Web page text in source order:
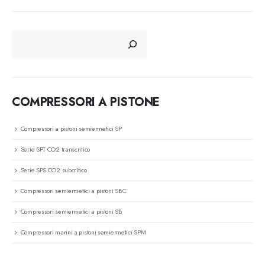
COMPRESSORI A PISTONE
Compressori a pistoni semiermetici SP
Serie SPT CO2 transcritico
Serie SPS CO2 subcritico
Compressori semiermetici a pistoni SBC
Compressori semiermetici a pistoni SB
Compressori marini a pistoni semiermetici SPM